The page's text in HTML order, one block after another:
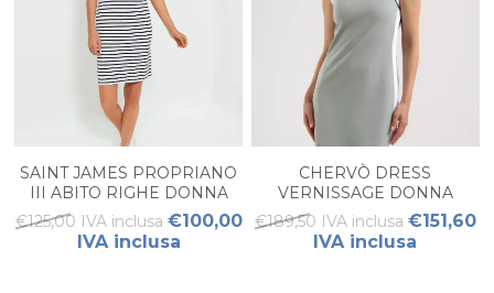
SAINT JAMES PROPRIANO
III ABITO RIGHE DONNA
€125,00 IVA inclusa €100,00
IVA inclusa
CHERVÒ DRESS
VERNISSAGE DONNA
€189,50 IVA inclusa €151,60
IVA inclusa